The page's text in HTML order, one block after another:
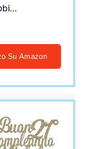
Fai
Su Amazon